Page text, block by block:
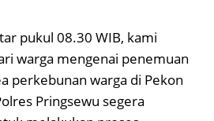
pukul 08.30 WIB, kami
warga mengenai penemuan
perkebunan warga di Pekon
Pringsewu segera